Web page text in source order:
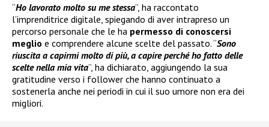
“Ho lavorato molto su me stessa”, ha raccontato
l’imprenditrice digitale, spiegando di aver intrapreso un
percorso personale che le ha permesso di conoscersi
meglio e comprendere alcune scelte del passato. “Sono
riuscita a capirmi molto di più, a capire perché ho fatto delle
scelte nella mia vita”, ha dichiarato, aggiungendo la sua
gratitudine verso i follower che hanno continuato a
sostenerla anche nei periodi in cui il suo umore non era dei
migliori.